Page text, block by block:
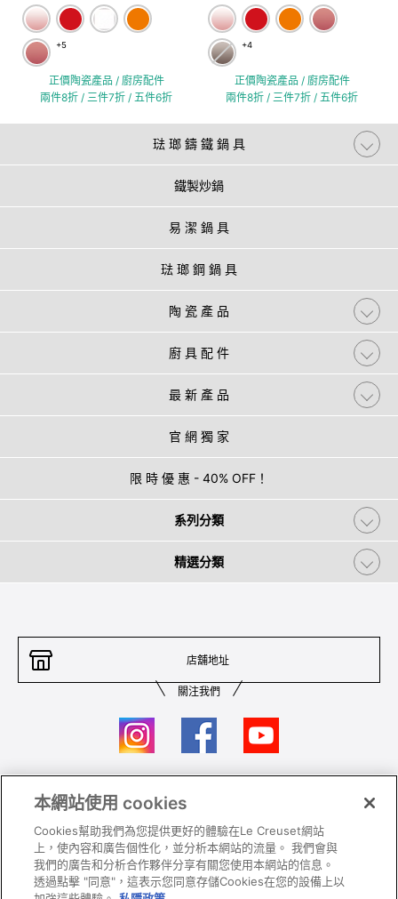
+5
正價陶瓷產品 / 廚房配件
兩件8折 / 三件7折 / 五件6折
+4
正價陶瓷產品 / 廚房配件
兩件8折 / 三件7折 / 五件6折
琺 瑯 鑄 鐵 鍋 具
鐵製炒鍋
易 潔 鍋 具
琺 瑯 鋼 鍋 具
陶 瓷 產 品
廚 具 配 件
最 新 產 品
官 網 獨 家
限 時 優 惠 - 40% OFF！
系列分類
精選分類
店舖地址
關注我們
聯絡我們
私隱政策 保養及使用
加入我們 Super MEGA SALE 條款及細則​
本網站使用 cookies
Cookies幫助我們為您提供更好的體驗在Le Creuset網站
上，使內容和廣告個性化，並分析本網站的流量。 我們會與
我們的廣告和分析合作夥伴分享有關您使用本網站的信息。
透過點擊 "同意"，這表示您同意存儲Cookies在您的設備上以